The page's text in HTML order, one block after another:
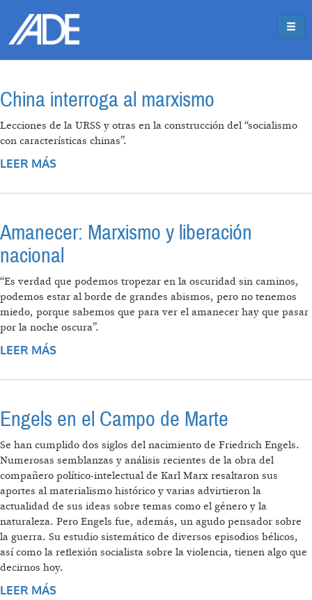
China interroga al marxismo
Lecciones de la URSS y otras en la construcción del “socialismo
con características chinas”.
LEER MÁS
Amanecer: Marxismo y liberación
nacional
“Es verdad que podemos tropezar en la oscuridad sin caminos,
podemos estar al borde de grandes abismos, pero no tenemos
miedo, porque sabemos que para ver el amanecer hay que pasar
por la noche oscura”.
LEER MÁS
Engels en el Campo de Marte
Se han cumplido dos siglos del nacimiento de Friedrich Engels.
Numerosas semblanzas y análisis recientes de la obra del
compañero político-intelectual de Karl Marx resaltaron sus
aportes al materialismo histórico y varias advirtieron la
actualidad de sus ideas sobre temas como el género y la
naturaleza. Pero Engels fue, además, un agudo pensador sobre
la guerra. Su estudio sistemático de diversos episodios bélicos,
así como la reflexión socialista sobre la violencia, tienen algo que
decirnos hoy.
LEER MÁS